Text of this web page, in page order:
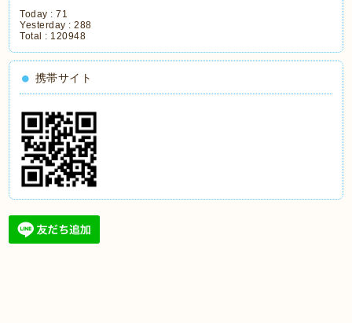
Today :71
Yesterday :288
Total : 120948
携帯サイト